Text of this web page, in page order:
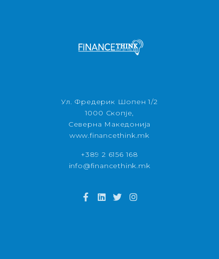
Ул. Фредерик Шопен 1/2
1000 Скопје,
Северна Македонија
www.financethink.mk
+389 2 6156 168
info@financethink.mk